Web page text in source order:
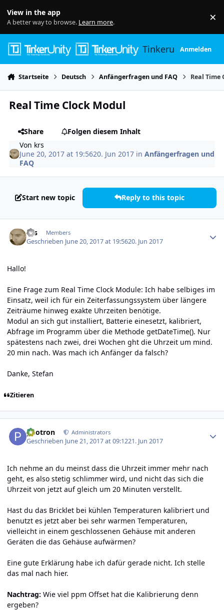
View in the app
A better way to browse. Learn more. ×
TinkerunityAnmelden
Startseite Deutsch Anfängerfragen und FAQ Real Time
Real Time Clock Modul
Share
Folgen diesem Inhalt
Von krs
June 20, 2017 at 19:5620. Jun 2017 inAnfängerfragen und
FAQ
Start new topic Reply to this topic
krs Members
Geschrieben June 20, 2017 at 19:5620. Jun 2017
Hallo!
Eine Frage zum Real Time Clock Module: Ich habe selbiges im
Einsatz, weil ich für ein Zeiterfassungssystem über längere
Zeiträume hinweg exakte Uhrzeiten benötige.
Modul an sich gut installiert, Batterie einesetzt, kalibriert,
Abfrage im Programm über die Methode getDateTime(). Nur
spätestens nach zwei, drei Wochen ght die Uhrzeit um mind.
20 min nach. Was mach ich Anfänger da falsch?
Danke, Stefan
Zitieren
photron Administrators
Geschrieben June 21, 2017 at 09:1221. Jun 2017
Ich nehme an du meinst dass die Uhrzeit immer mehr nach
geht, es also stetig schlimmer wird, und nicht das sich die
Uhrzeit von jetzt auf gleich um 20 Minuten verstellt.
Hast du das Bricklet bei kühlen Temperaturen kalibriert und
benutzt es jetzt aber bei sehr warmen Temperaturen,
vielleicht in einem geschlossenen Gehäuse mit anderen
Geräten die das Gehäuse aufwärmen?
Eine gute Erklärung habe ich dafür gerade nicht. Ich stelle
das mal nach hier.
Nachtrag: Wie viel ppm Offset hat die Kalibrierung denn
ergeben?